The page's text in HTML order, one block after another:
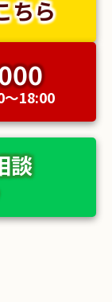
ちら
〜18:00
談